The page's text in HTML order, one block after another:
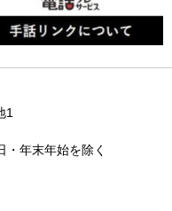
1
年末年始を除く